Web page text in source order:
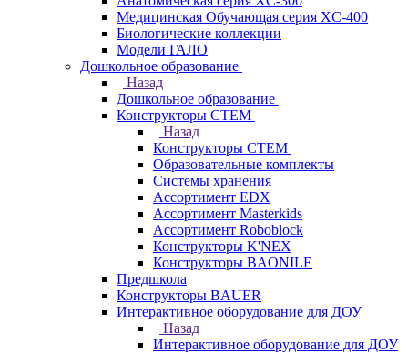
Медицинская Обучающая серия XC-400
Биологические коллекции
Модели ГАЛО
Дошкольное образование
Назад
Дошкольное образование
Конструкторы СТЕМ
Назад
Конструкторы СТЕМ
Образовательные комплекты
Системы хранения
Ассортимент EDX
Ассортимент Masterkids
Ассортимент Roboblock
Конструкторы K'NEX
Конструкторы BAONILE
Предшкола
Конструкторы BAUER
Интерактивное оборудование для ДОУ
Назад
Интерактивное оборудование для ДОУ